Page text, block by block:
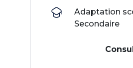
Adaptation
Secondaire